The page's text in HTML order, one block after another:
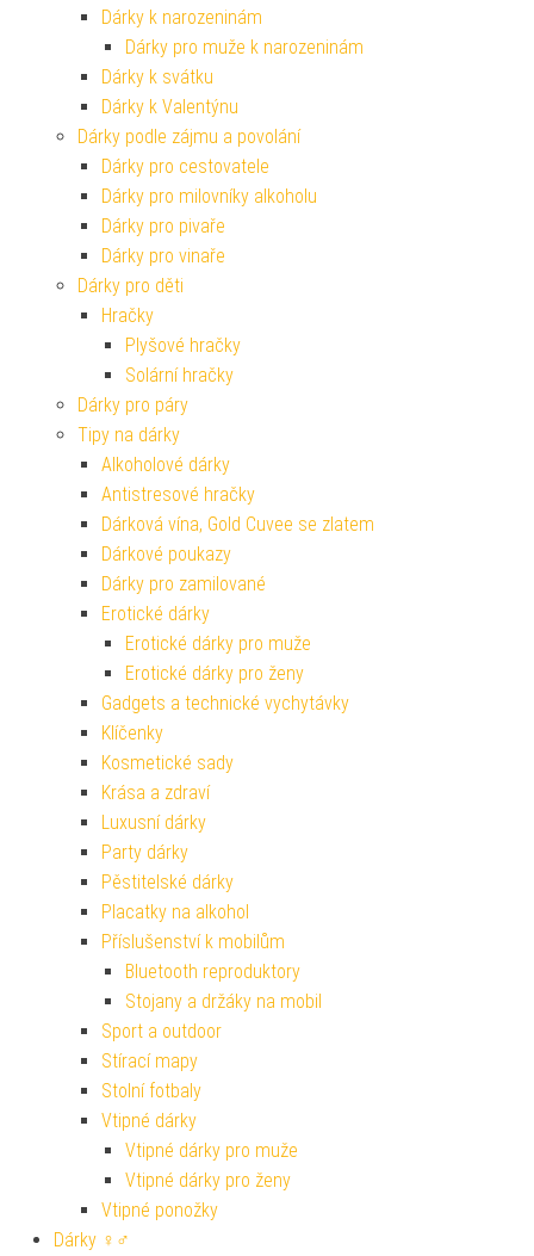
Dárky k narozeninám
Dárky pro muže k narozeninám
Dárky k svátku
Dárky k Valentýnu
Dárky podle zájmu a povolání
Dárky pro cestovatele
Dárky pro milovníky alkoholu
Dárky pro pivaře
Dárky pro vinaře
Dárky pro děti
Hračky
Plyšové hračky
Solární hračky
Dárky pro páry
Tipy na dárky
Alkoholové dárky
Antistresové hračky
Dárková vína, Gold Cuvee se zlatem
Dárkové poukazy
Dárky pro zamilované
Erotické dárky
Erotické dárky pro muže
Erotické dárky pro ženy
Gadgets a technické vychytávky
Klíčenky
Kosmetické sady
Krása a zdraví
Luxusní dárky
Party dárky
Pěstitelské dárky
Placatky na alkohol
Příslušenství k mobilům
Bluetooth reproduktory
Stojany a držáky na mobil
Sport a outdoor
Stírací mapy
Stolní fotbaly
Vtipné dárky
Vtipné dárky pro muže
Vtipné dárky pro ženy
Vtipné ponožky
Dárky ♀♂